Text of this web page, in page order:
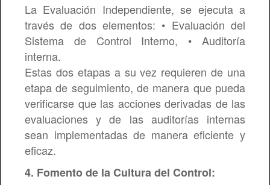
La Evaluación Independiente, se ejecuta a
través de dos elementos: • Evaluación del
Sistema de Control Interno, • Auditoría
interna.
Estas dos etapas a su vez requieren de una
etapa de seguimiento, de manera que pueda
verificarse que las acciones derivadas de las
evaluaciones y de las auditorías internas
sean implementadas de manera eficiente y
eficaz.
4. Fomento de la Cultura del Control: